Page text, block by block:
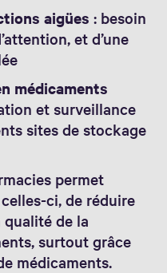
aigües : besoin
et d’une
médicaments
et surveillance
sites de stockage
permet
ci, de réduire
qualité de la
surtout grâce
médicaments.